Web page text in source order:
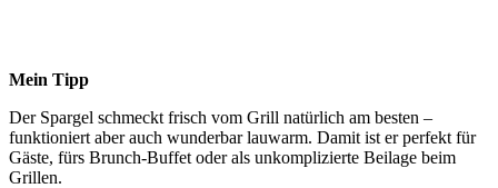
Mein Tipp
Der Spargel schmeckt frisch vom Grill natürlich am besten –
funktioniert aber auch wunderbar lauwarm. Damit ist er perfekt für
Gäste, fürs Brunch-Buffet oder als unkomplizierte Beilage beim
Grillen.